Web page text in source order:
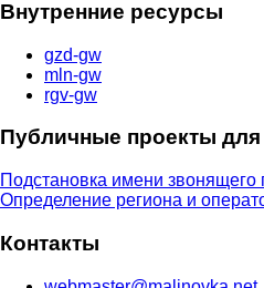
Внутренние ресурсы
gzd-gw
mln-gw
rgv-gw
Публичные проекты для
Подстановка имени звонящего
Определение региона и
Контакты